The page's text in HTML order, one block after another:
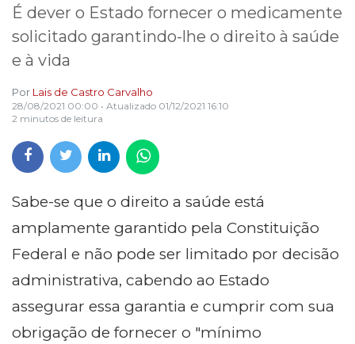
É dever o Estado fornecer o medicamente
solicitado garantindo-lhe o direito à saúde
e à vida
Por Lais de Castro Carvalho
28/08/2021 00:00 • Atualizado 01/12/2021 16:10
2 minutos de leitura
Sabe-se que o direito a saúde está
amplamente garantido pela Constituição
Federal e não pode ser limitado por decisão
administrativa, cabendo ao Estado
assegurar essa garantia e cumprir com sua
obrigação de fornecer o "mínimo